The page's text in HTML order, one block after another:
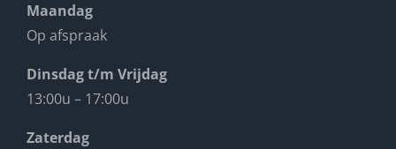
Maandag
Op afspraak
Dinsdag t/m Vrijdag
13:00u – 17:00u
Zaterdag